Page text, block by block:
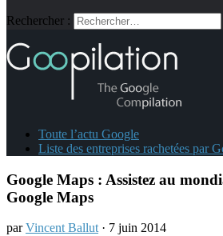
Rechercher :
Toute l’actu Google
Liste des entreprises rachetées par
Google Maps : Assistez au
Google Maps
parVincent Ballut· 7 juin 2014